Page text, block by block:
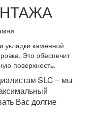
укладки каменной
Это обеспечит
поверхность.
SLC – мы
Вас долгие